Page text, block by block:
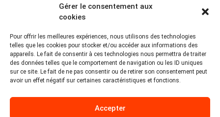
Gérer le consentement aux
cookies
Pour offrir les meilleures expériences, nous utilisons des technologies
telles que les cookies pour stocker et/ou accéder aux informations des
appareils. Le fait de consentir à ces technologies nous permettra de traiter
des données telles que le comportement de navigation ou les ID uniques
sur ce site. Le fait de ne pas consentir ou de retirer son consentement peut
avoir un effet négatif sur certaines caractéristiques et fonctions.
Accepter
PA Keneach Ouest - 5 rue de Belle-Île - 56400
contact@logiciels-etiquettes.com
09 71 37 25 93